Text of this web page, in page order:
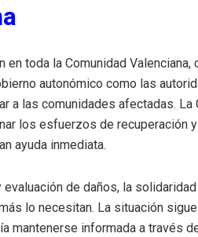
en toda la Comunidad Valenciana,
autonómico como las
a las comunidades afectadas. La
los esfuerzos de recuperación
ayuda inmediata.
de daños, la
lo necesitan. La situación
mantenerse informada a través